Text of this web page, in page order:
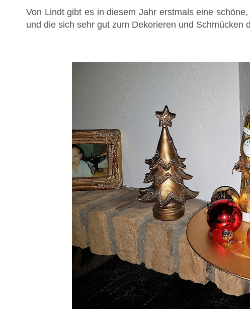
Von Lindt gibt es in diesem Jahr erstmals eine
und die sich sehr gut zum Dekorieren und Schmücken